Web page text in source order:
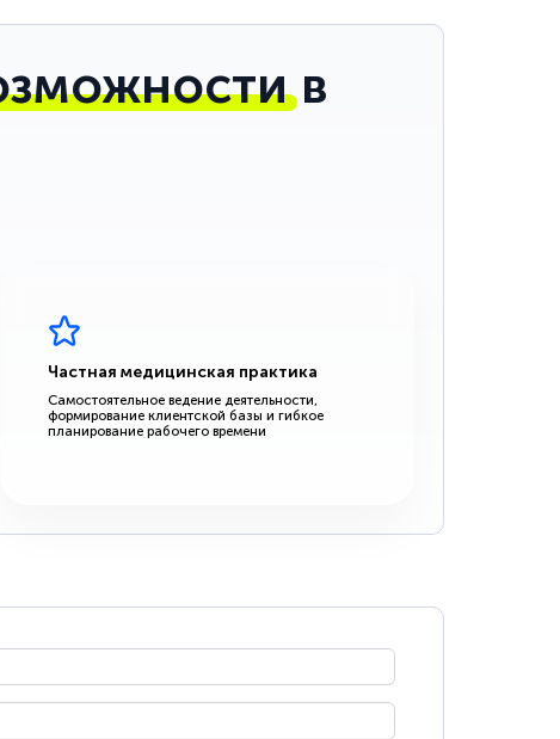
в
Частная медицинская практика
Самостоятельное ведение деятельности,
формирование клиентской базы и гибкое
планирование рабочего времени